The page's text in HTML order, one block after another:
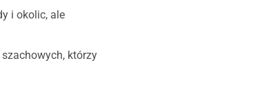
i okolic, ale
którzy